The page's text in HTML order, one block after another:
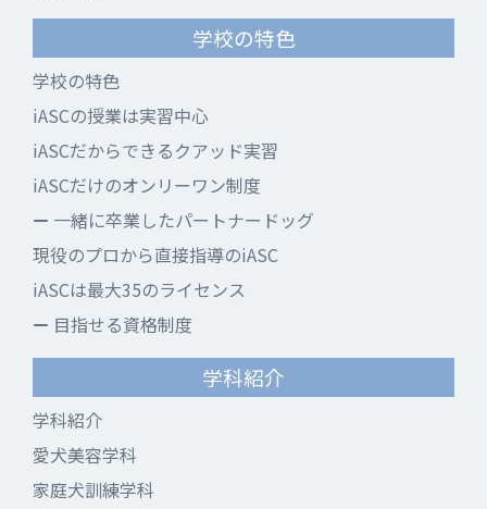
学校の特色
学校の特色
iASCの授業は実習中心
iASCだからできるクアッド実習
iASCだけのオンリーワン制度
一緒に卒業したパートナードッグ
現役のプロから直接指導のiASC
iASCは最大35のライセンス
目指せる資格制度
学科紹介
学科紹介
愛犬美容学科
家庭犬訓練学科